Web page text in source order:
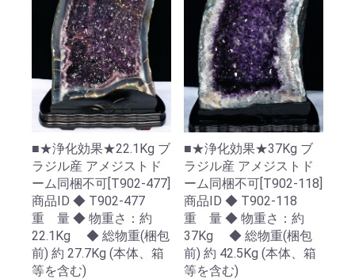
■★浄化効果★22.1Kg ブ
ラジル産 アメジストド
ーム同梱不可[T902-477]
商品ID ◆ T902-477
重 量 ◆ 物重さ：約
22.1Kg ◆ 総物重(梱包
前) 約 27.7Kg (本体、箱
等を含む)
■★浄化効果★37Kg ブ
ラジル産 アメジストド
ーム同梱不可[T902-118]
商品ID ◆ T902-118
重 量 ◆ 物重さ：約
37Kg ◆ 総物重(梱包
前) 約 42.5Kg (本体、箱
等を含む)